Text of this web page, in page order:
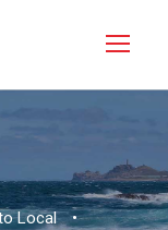
Local •